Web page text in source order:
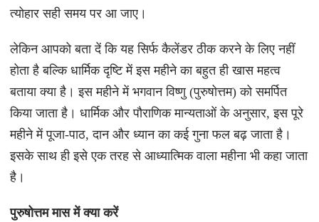
त्योहार सही समय पर आ जाए।
लेकिन आपको बता दें कि यह सिर्फ कैलेंडर ठीक करने के लिए नहीं
होता है बल्कि धार्मिक दृष्टि में इस महीने का बहुत ही खास महत्व
बताया क्या है। इस महीने में भगवान विष्णु (पुरुषोत्तम) को समर्पित
किया जाता है। धार्मिक और पौराणिक मान्यताओं के अनुसार, इस पूरे
महीने में पूजा-पाठ, दान और ध्यान का कई गुना फल बढ़ जाता है।
इसके साथ ही इसे एक तरह से आध्यात्मिक वाला महीना भी कहा जाता
है।
पुरुषोत्तम मास में क्या करें